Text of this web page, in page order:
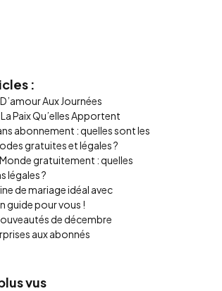
:
Aux Journées
Paix Qu’elles Apportent
abonnement : quelles sont les
gratuites et légales ?
gratuitement : quelles
légales ?
de mariage idéal avec
guide pour vous !
de décembre
aux abonnés
vus